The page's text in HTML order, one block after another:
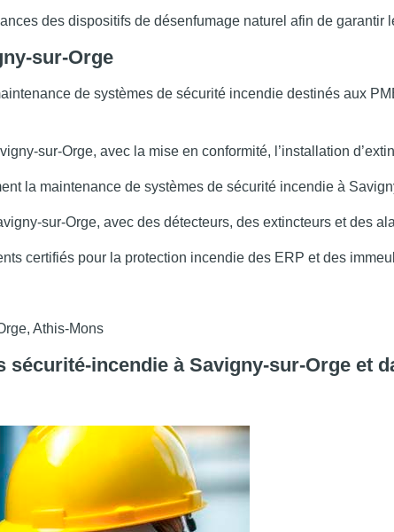
des dispositifs de désenfumage naturel afin de garantir
sur-Orge
de systèmes de sécurité incendie destinés aux
sur-Orge, avec la mise en conformité, l’installation
la maintenance de systèmes de sécurité incendie à
sur-Orge, avec des détecteurs, des extincteurs et des
certifiés pour la protection incendie des ERP et des
Athis-Mons
sécurité-incendieà Savigny-sur-Orge et